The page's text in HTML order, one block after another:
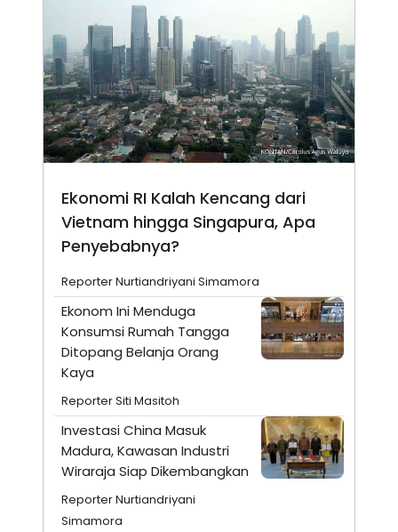
Ekonomi RI Kalah Kencang dari
Vietnam hingga Singapura, Apa
Penyebabnya?
Reporter Nurtiandriyani Simamora
Ekonom Ini Menduga
Konsumsi Rumah Tangga
Ditopang Belanja Orang
Kaya
Reporter Siti Masitoh
Investasi China Masuk
Madura, Kawasan Industri
Wiraraja Siap Dikembangkan
Reporter Nurtiandriyani
Simamora